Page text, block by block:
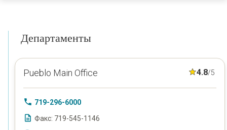
Департаменты
Pueblo Main Office 4.8/5
719-296-6000
Факс: 719-545-1146